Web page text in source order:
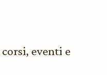
eventi e